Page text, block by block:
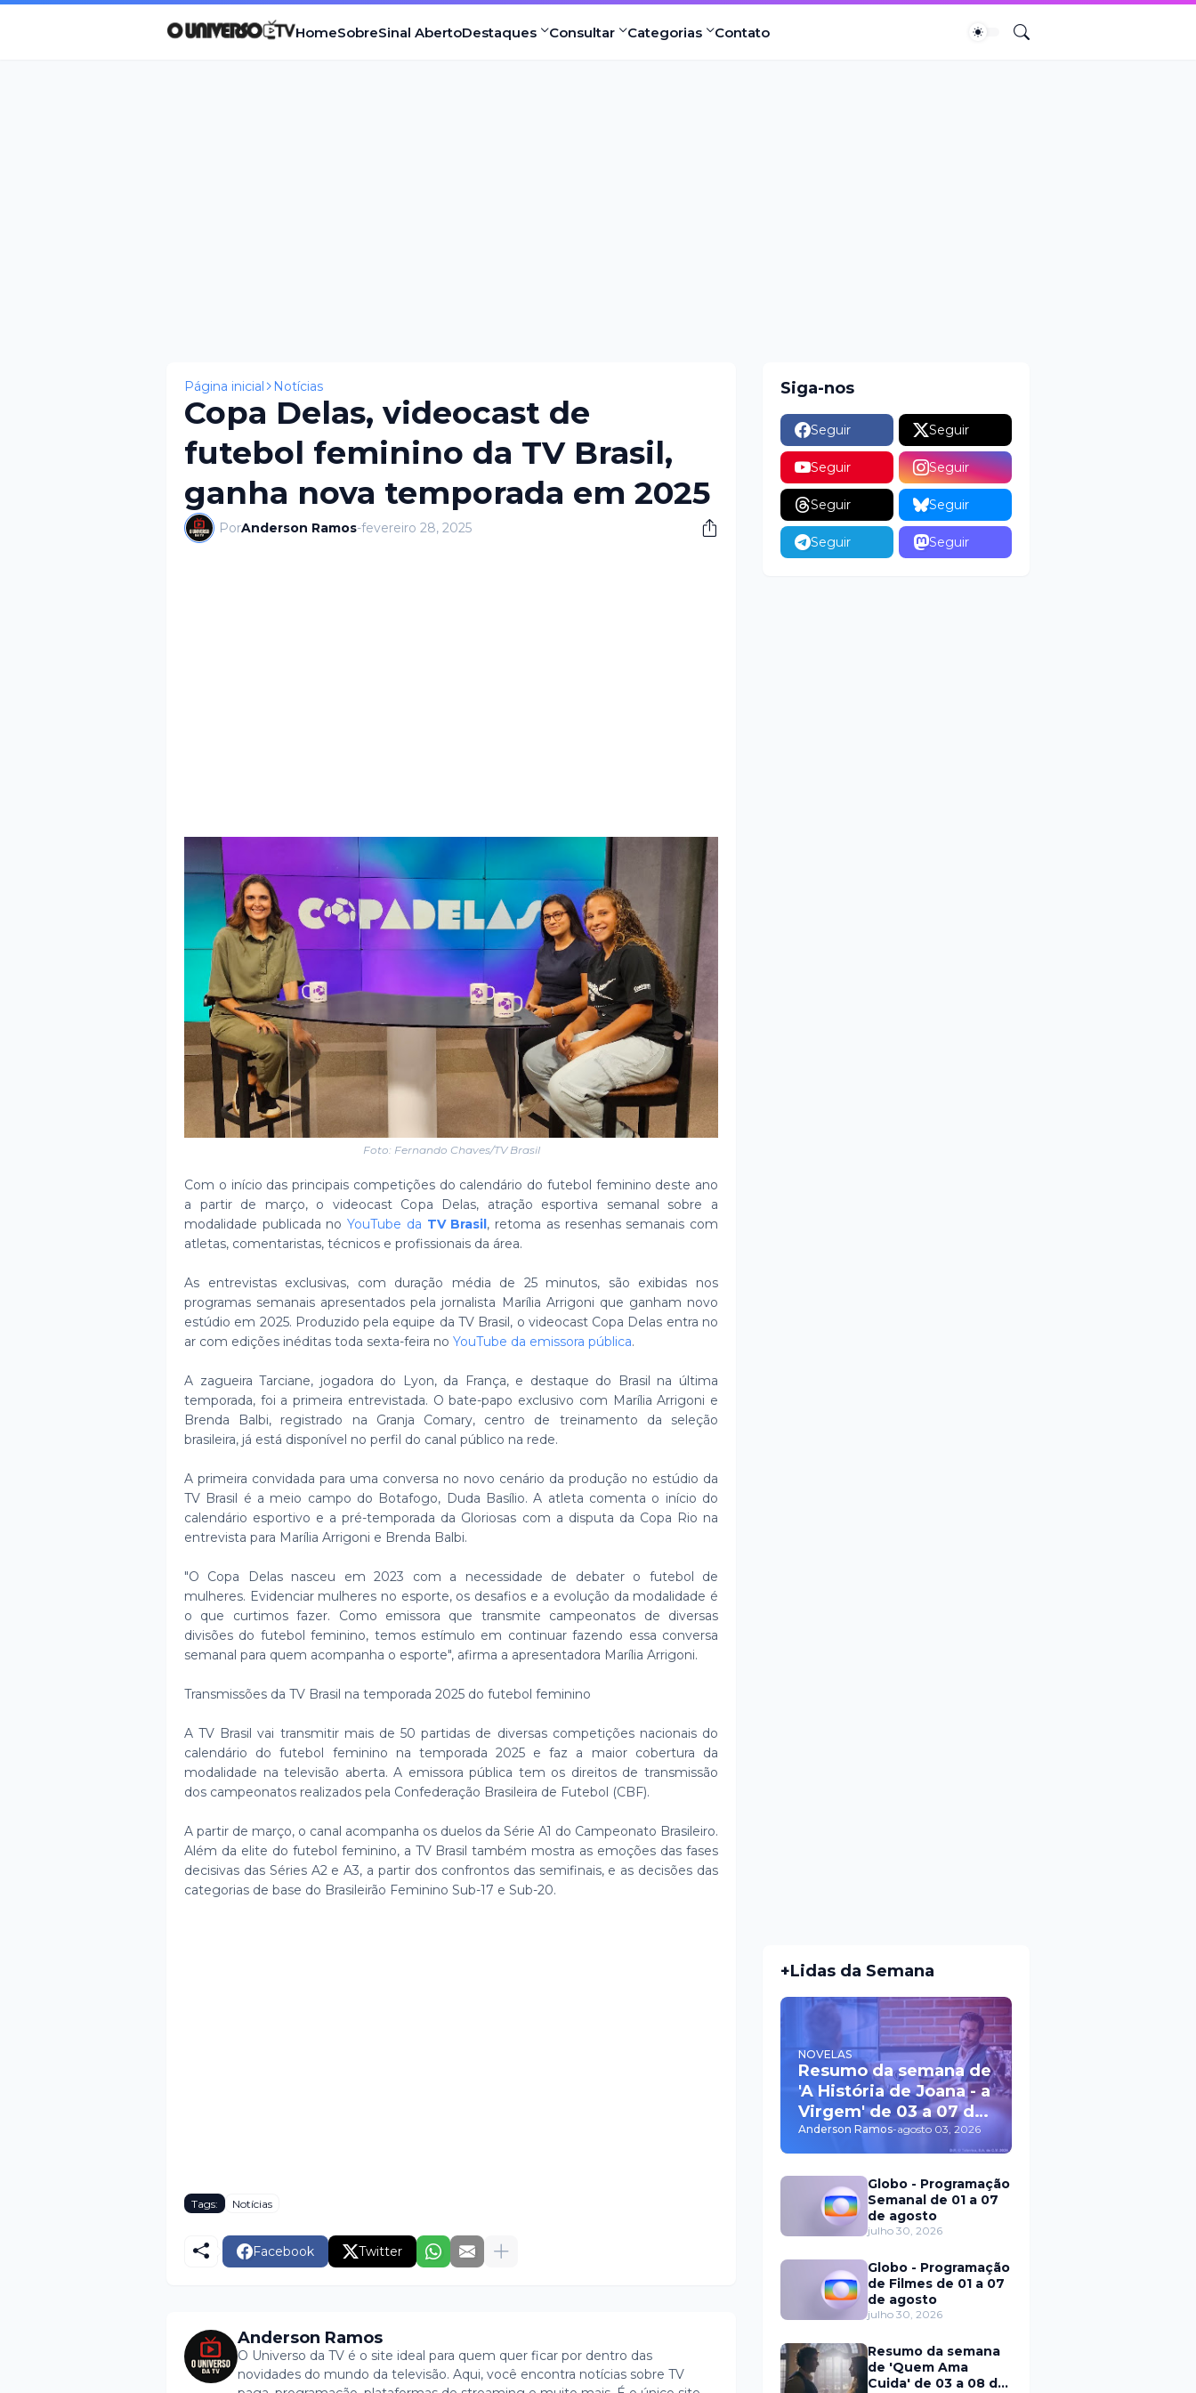
HomeSobreSinal AbertoDestaques Consultar Categorias Contato
Página inicial Notícias
Copa Delas, videocast de
futebol feminino da TV Brasil,
ganha nova temporada em 2025
PorAnderson Ramos-fevereiro 28, 2025
Foto: Fernando Chaves/TV Brasil
Com o início das principais competições do calendário do futebol feminino deste ano
a partir de março, o videocast Copa Delas, atração esportiva semanal sobre a
modalidade publicada noYouTube da TV Brasil, retoma as resenhas semanais com
atletas, comentaristas, técnicos e profissionais da área.
As entrevistas exclusivas, com duração média de 25 minutos, são exibidas nos
programas semanais apresentados pela jornalista Marília Arrigoni que ganham novo
estúdio em 2025. Produzido pela equipe da TV Brasil, o videocast Copa Delas entra no
ar com edições inéditas toda sexta-feira no YouTube da emissora pública.
A zagueira Tarciane, jogadora do Lyon, da França, e destaque do Brasil na última
temporada, foi a primeira entrevistada. O bate-papo exclusivo com Marília Arrigoni e
Brenda Balbi, registrado na Granja Comary, centro de treinamento da seleção
brasileira, já está disponível no perfil do canal público na rede.
A primeira convidada para uma conversa no novo cenário da produção no estúdio da
TV Brasil é a meio campo do Botafogo, Duda Basílio. A atleta comenta o início do
calendário esportivo e a pré-temporada da Gloriosas com a disputa da Copa Rio na
entrevista para Marília Arrigoni e Brenda Balbi.
"O Copa Delas nasceu em 2023 com a necessidade de debater o futebol de
mulheres. Evidenciar mulheres no esporte, os desafios e a evolução da modalidade é
o que curtimos fazer. Como emissora que transmite campeonatos de diversas
divisões do futebol feminino, temos estímulo em continuar fazendo essa conversa
semanal para quem acompanha o esporte", afirma a apresentadora Marília Arrigoni.
Transmissões da TV Brasil na temporada 2025 do futebol feminino
A TV Brasil vai transmitir mais de 50 partidas de diversas competições nacionais do
calendário do futebol feminino na temporada 2025 e faz a maior cobertura da
modalidade na televisão aberta. A emissora pública tem os direitos de transmissão
dos campeonatos realizados pela Confederação Brasileira de Futebol (CBF).
A partir de março, o canal acompanha os duelos da Série A1 do Campeonato Brasileiro.
Além da elite do futebol feminino, a TV Brasil também mostra as emoções das fases
decisivas das Séries A2 e A3, a partir dos confrontos das semifinais, e as decisões das
categorias de base do Brasileirão Feminino Sub-17 e Sub-20.
Tags: Notícias
Facebook Twitter
Anderson Ramos
O Universo da TV é o site ideal para quem quer ficar por dentro das
novidades do mundo da televisão. Aqui, você encontra notícias sobre TV
Siga-nos
Seguir Seguir
Seguir Seguir
Seguir Seguir
Seguir Seguir
+Lidas da Semana
NOVELAS
Resumo da semana de
'A História de Joana - a
Virgem' de 03 a 07 de
agosto
Anderson Ramos-agosto 03, 2026
Globo - Programação
Semanal de 01 a 07
de agosto
julho 30, 2026
Globo - Programação
de Filmes de 01 a 07
de agosto
julho 30, 2026
Resumo da semana
de 'Quem Ama
Cuida' de 03 a 08 de